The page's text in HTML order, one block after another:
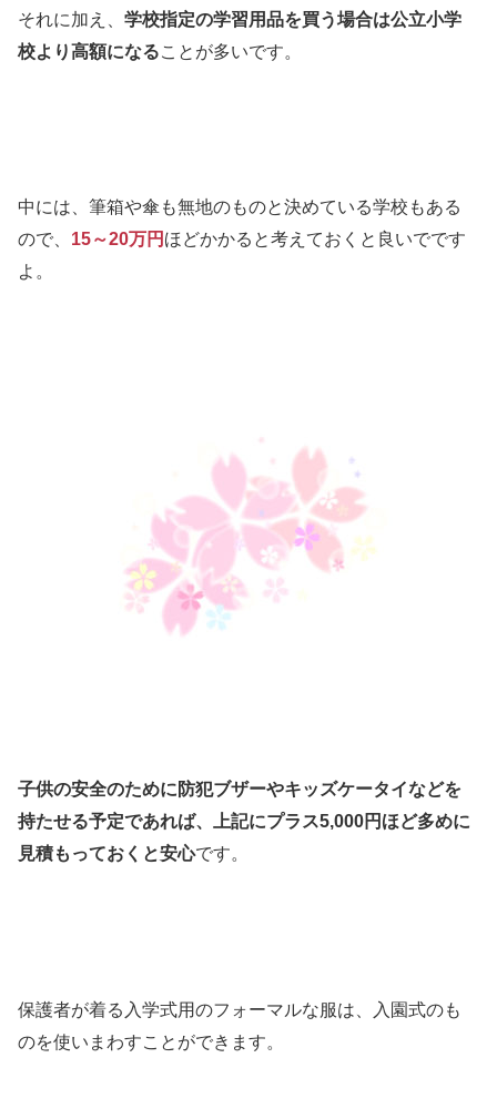
それに加え、学校指定の学習用品を買う場合は公立小学
校より高額になる ことが多いです。
中には、筆箱や傘も無地のものと決めている学校もある
ので、 15～20万円 ほどかかると考えておくと良いでです
よ。
子供の安全のために防犯ブザーやキッズケータイなどを
持たせる予定であれば、上記にプラス5,000円ほど多めに
見積もっておくと安心です。
保護者が着る入学式用のフォーマルな服は、入園式のも
のを使いまわすことができます。